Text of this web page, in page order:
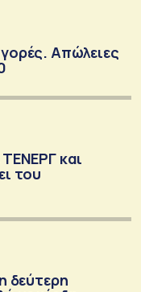
Απώλειες
και
του
δεύτερη